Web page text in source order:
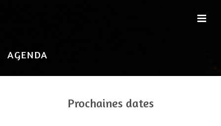
AGENDA
Prochaines dates